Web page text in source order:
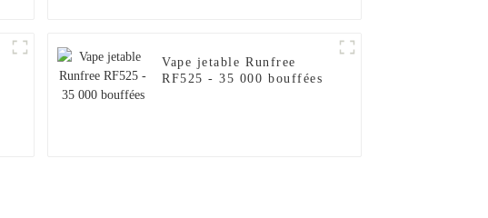
Vape jetable Runfree
RF525 - 35 000 bouffées